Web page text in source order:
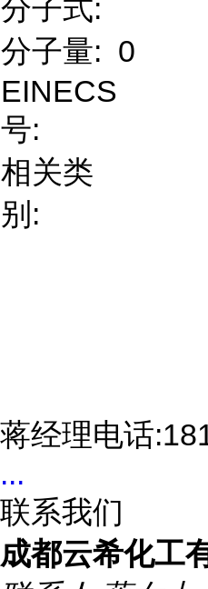
分子式:
分子量: 0
EINECS
号:
相关类
别:
蒋经理电话
...
联系我们
成都云希化工